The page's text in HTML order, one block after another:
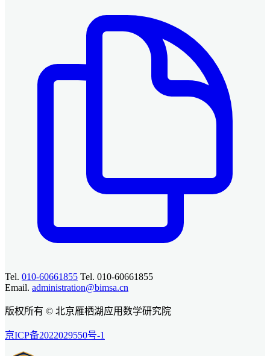
Tel. 010-60661855 Tel. 010-60661855
Email. administration@bimsa.cn
版权所有 © 北京雁栖湖应用数学研究院
京ICP备2022029550号-1